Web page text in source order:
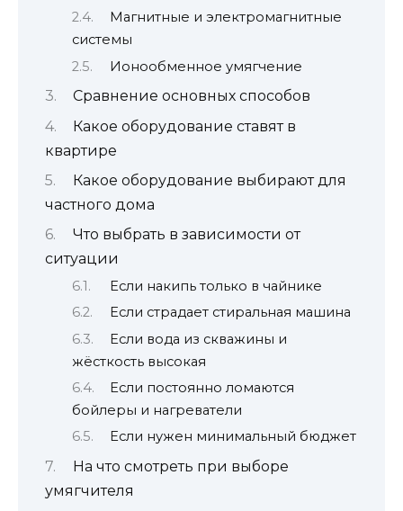
Магнитные и электромагнитные
системы
Ионообменное умягчение
Сравнение основных способов
Какое оборудование ставят в
квартире
Какое оборудование выбирают для
частного дома
Что выбрать в зависимости от
ситуации
Если накипь только в чайнике
Если страдает стиральная машина
Если вода из скважины и
жёсткость высокая
Если постоянно ломаются
бойлеры и нагреватели
Если нужен минимальный бюджет
На что смотреть при выборе
умягчителя